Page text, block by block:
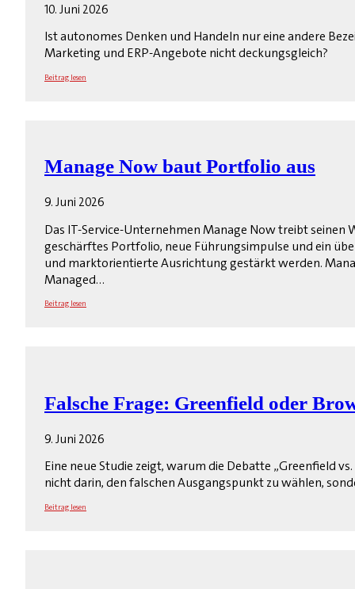
10. Juni 2026
Ist autonomes Denken und Handeln nur eine andere
Marketing und ERP-Angebote nicht deckungsgleich?
Beitrag lesen
Manage Now baut Portfolio aus
9. Juni 2026
Das IT-Service-Unternehmen Manage Now treibt
geschärftes Portfolio, neue Führungsimpulse und ein
und marktorientierte Ausrichtung gestärkt werden.
Managed…
Beitrag lesen
Falsche Frage: Greenfield oder
9. Juni 2026
Eine neue Studie zeigt, warum die Debatte „Greenfield
nicht darin, den falschen Ausgangspunkt zu wählen,
Beitrag lesen